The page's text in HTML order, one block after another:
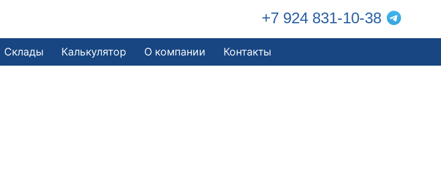
+7 924 831-10-38
Склады Калькулятор О компании Контакты